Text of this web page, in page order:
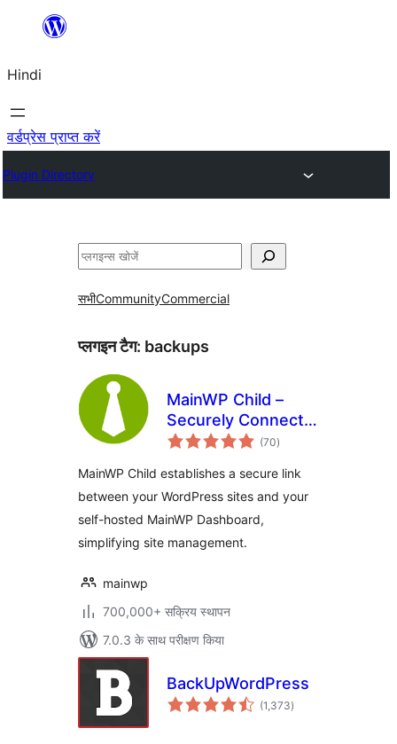
सामग्री
जाएं
Hindi
वर्डप्रेस प्राप्त करें
Plugin Directory
खोजें
सभीCommunityCommercial
प्लगइन टैग: backups
MainWP Child –
Securely Connects
to the MainWP
Manage Multiple
Sites
(70कुल
दर)
MainWP Child establishes a secure link
between your WordPress sites and your
self-hosted MainWP Dashboard,
simplifying site management.
mainwp
700,000+ सक्रिय स्थापन
7.0.3 के साथ परीक्षण किया
BackUpWordPress
(1,373कुल
दर)